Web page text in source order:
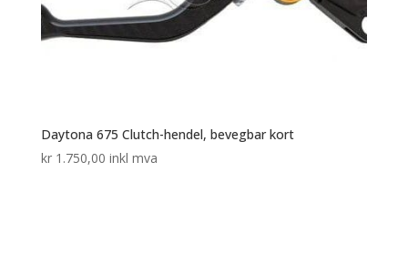
Daytona 675 Clutch-hendel, bevegbar kort
kr1.750,00 inkl mva